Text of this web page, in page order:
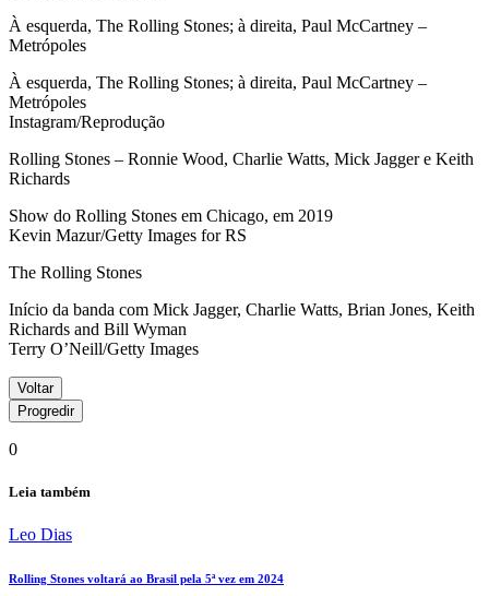
À esquerda, The Rolling Stones; à direita, Paul McCartney –
Metrópoles
À esquerda, The Rolling Stones; à direita, Paul McCartney –
Metrópoles
Instagram/Reprodução
Rolling Stones – Ronnie Wood, Charlie Watts, Mick Jagger e Keith
Richards
Show do Rolling Stones em Chicago, em 2019
Kevin Mazur/Getty Images for RS
The Rolling Stones
Início da banda com Mick Jagger, Charlie Watts, Brian Jones, Keith
Richards and Bill Wyman
Terry O’Neill/Getty Images
Voltar
Progredir
0
Leia também
Leo Dias
Rolling Stones voltará ao Brasil pela 5ª vez em 2024